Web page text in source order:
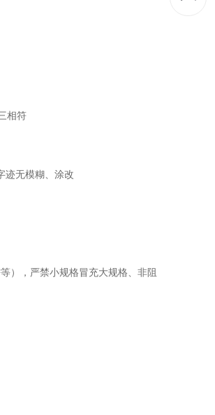
相符
迹无模糊、涂改
），严禁小规格冒充大规格、非阻